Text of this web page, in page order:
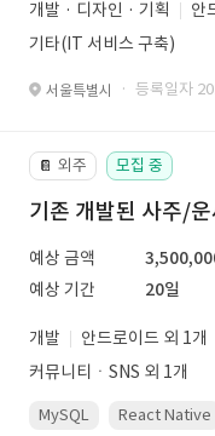
개발 · 디자인 · 기획
안
기타(IT 서비스 구축)
서울특별시 · 등록일자
📔 외주 모집 중
기존 개발된 사주/
예상 금액
예상 기간
20일
개발
안드로이드 외 1개
커뮤니티ㆍSNS 외 1개
MySQL React Native